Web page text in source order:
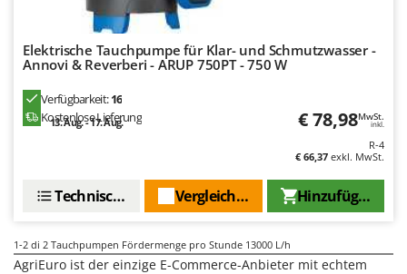
Heckenscheren
Heißluftfritteusen
Heizkanonen und Elektroheizer
Hochdruckreiniger
Hochgrasmäher
Holzbacköfen Außenbereich für Pizza und Braten
Hubwagen
K
Kabelpflüge für die Drainage
Comet
Cresco
Cruccolini
CTEK
Deca
Di Martino
Elektrische Tauchpumpe für Klar- und Schmutzwasser -
Annovi & Reverberi - ARUP 750PT - 750 W
Verfügbarkeit:16
Kostenlose Lieferung
13. Aug. - 17. Aug. € 78,98MwSt.
inkl.
R-4
€ 66,37 exkl. MwSt.
Hinzufügen
Vergleichen Sie
Technische Daten
1-2 di 2 Tauchpumpen Fördermenge pro Stunde 13000 L/h
AgriEuro ist der einzige E-Commerce-Anbieter mit echtem